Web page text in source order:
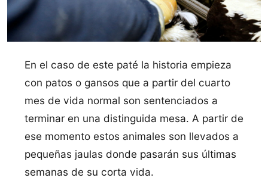
En el caso de este paté la historia empieza
con patos o gansos que a partir del cuarto
mes de vida normal son sentenciados a
terminar en una distinguida mesa. A partir de
ese momento estos animales son llevados a
pequeñas jaulas donde pasarán sus últimas
semanas de su corta vida.